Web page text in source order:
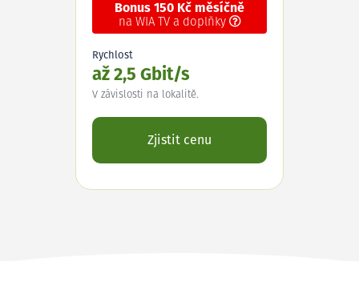
Bonus 150 Kč měsíčně
na WIA TV a doplňky
Rychlost
až 2,5 Gbit/s
V závislosti na lokalitě.
Zjistit cenu